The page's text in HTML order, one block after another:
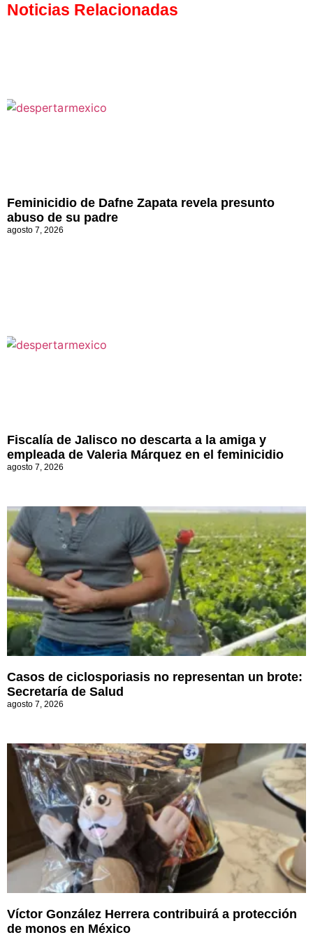
Noticias Relacionadas
Feminicidio de Dafne Zapata revela presunto
abuso de su padre
agosto 7, 2026
Fiscalía de Jalisco no descarta a la amiga y
empleada de Valeria Márquez en el feminicidio
agosto 7, 2026
Casos de ciclosporiasis no representan un brote:
Secretaría de Salud
agosto 7, 2026
Víctor González Herrera contribuirá a protección
de monos en México